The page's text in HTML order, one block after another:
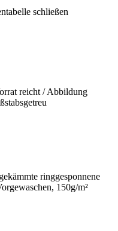
schließen
reicht / Abbildung
ringgesponnene
150g/m²